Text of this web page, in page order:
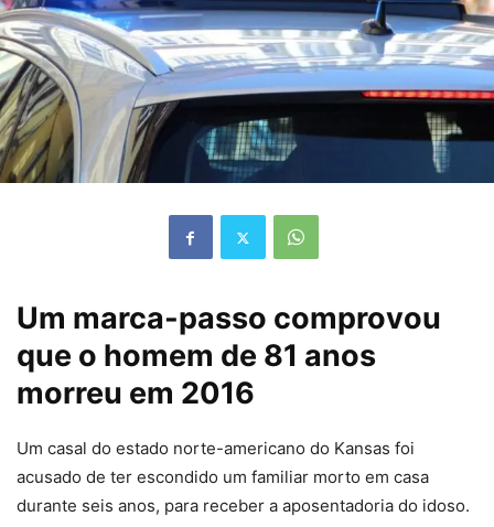
Um marca-passo comprovou
que o homem de 81 anos
morreu em 2016
Um casal do estado norte-americano do Kansas foi
acusado de ter escondido um familiar morto em casa
durante seis anos, para receber a aposentadoria do idoso.